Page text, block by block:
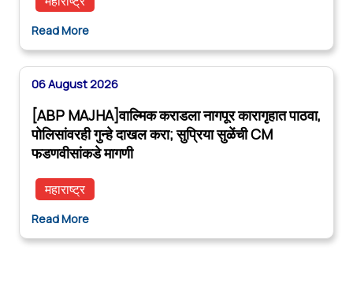
Read More
06 August 2026
[ABP MAJHA]वाल्मिक कराडला नागपूर कारागृहात पाठवा,
पोलिसांवरही गुन्हे दाखल करा; सुप्रिया सुळेंची CM
फडणवीसांकडे मागणी
महाराष्ट्र
Read More